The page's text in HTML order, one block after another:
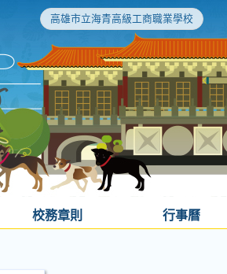
高雄市立海青高級工商職業學校
校務章則 行事曆